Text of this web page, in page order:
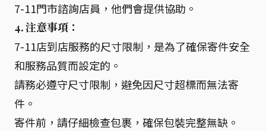
7-11門市諮詢店員，他們會提供協助。
4. 注意事項：
7-11店到店服務的尺寸限制，是為了確保寄件安全
和服務品質而設定的。
請務必遵守尺寸限制，避免因尺寸超標而無法寄
件。
寄件前，請仔細檢查包裹，確保包裝完整無缺。